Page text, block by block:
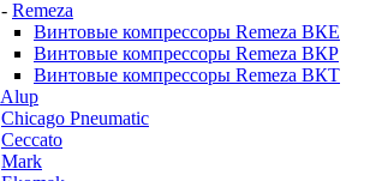
- Remeza
Винтовые компрессоры Remeza ВКЕ
Винтовые компрессоры Remeza ВКР
Винтовые компрессоры Remeza ВКТ
Alup
Chicago Pneumatic
Ceccato
Mark